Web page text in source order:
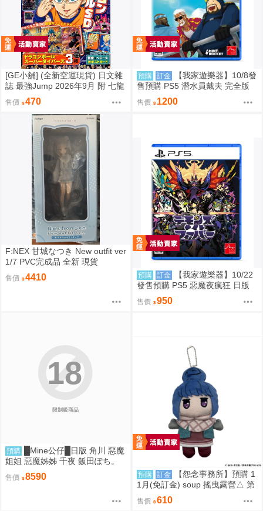
[GE小舖] (全新空運現貨) 日文雜
誌 最強Jump 2026年9月 附 七龍
珠 卡片 明信片 七龍珠SD 遊戲王
售價 470
預購 訂金
【我家遊樂器】10/8發
售預購 PS5 潛水員戴夫 完全版
日版
售價 1200
F:NEX 甘城なつき New outfit ver
1/7 PVC完成品 全新 現貨
售價 4410 預購 訂金
【我家遊樂器】10/22
發售預購 PS5 惡魔夜瘋狂 日版
售價 950
限制級商品
18
預購
█Mine公仔█日版 角川 惡魔
姐姐 惡魔姊姊 千夜 飯田ぽち。
1/6 PVC D9264
售價 8590 預購 訂金
【怨念事務所】預購 1
1月(免訂金) soup 搖曳露營△ 第
3季 Q版珠鍊布偶吊飾 娃娃 玩偶
志摩凜 0825
售價 610